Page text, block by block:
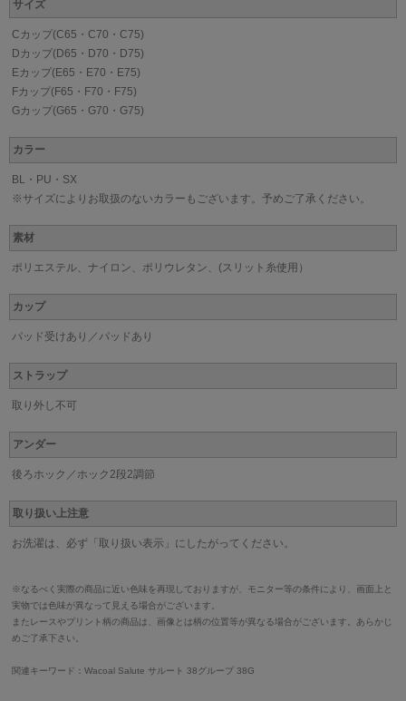
サイズ
Cカップ(C65・C70・C75)
Dカップ(D65・D70・D75)
Eカップ(E65・E70・E75)
Fカップ(F65・F70・F75)
Gカップ(G65・G70・G75)
カラー
BL・PU・SX
※サイズによりお取扱のないカラーもございます。予めご了承ください。
素材
ポリエステル、ナイロン、ポリウレタン、(スリット糸使用）
カップ
パッド受けあり／パッドあり
ストラップ
取り外し不可
アンダー
後ろホック／ホック2段2調節
取り扱い上注意
お洗濯は、必ず「取り扱い表示」にしたがってください。
※なるべく実際の商品に近い色味を再現しておりますが、モニター等の条件により、画面上と
実物では色味が異なって見える場合がございます。
またレースやプリント柄の商品は、画像とは柄の位置等が異なる場合がございます。あらかじ
めご了承下さい。
関連キーワード：Wacoal Salute サルート 38グループ 38G